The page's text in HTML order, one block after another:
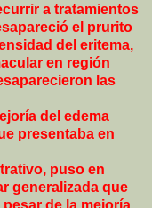
a tratamientos
el prurito
del eritema,
en región
las
del edema
presentaba en
puso en
generalizada que
de la mejoría